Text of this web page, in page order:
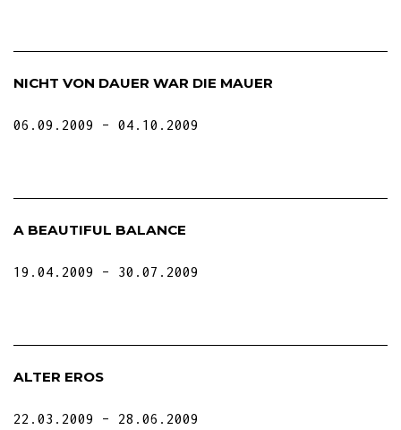
NICHT VON DAUER WAR DIE MAUER
06.09.2009 04.10.2009
A BEAUTIFUL BALANCE
19.04.2009 30.07.2009
ALTER EROS
22.03.2009 28.06.2009